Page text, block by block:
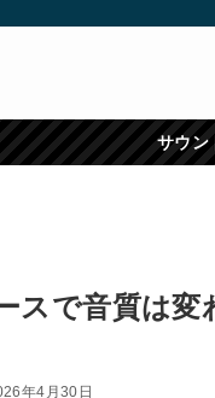
サウン
スで音質は変
年4月30日